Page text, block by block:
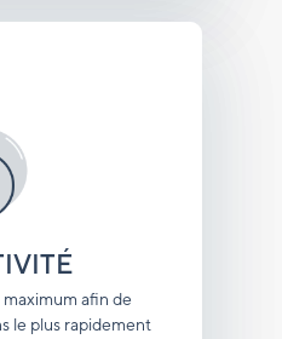
afin de
le plus rapidement